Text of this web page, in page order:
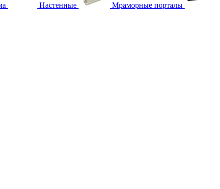
Настенные Мраморные порталы